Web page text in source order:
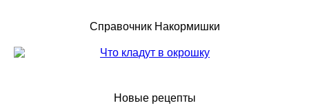
Справочник Накормишки
Что кладут в окрошку
Новые рецепты